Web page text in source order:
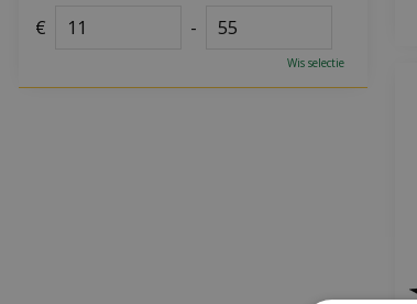
€ -
Wis selectie